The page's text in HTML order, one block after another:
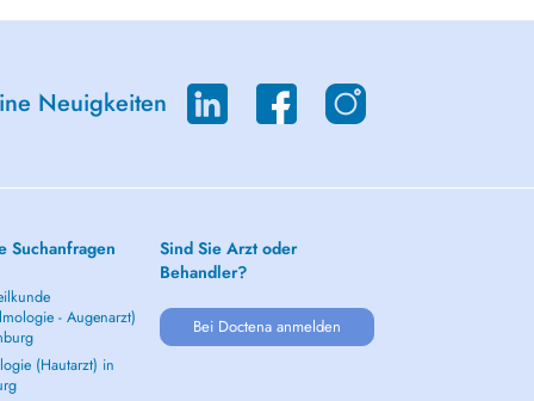
Neuigkeiten
Suchanfragen
- Augenarzt)
(Hautarzt) in
Sind Sie Arzt oder
Behandler?
Bei Doctena anmelden